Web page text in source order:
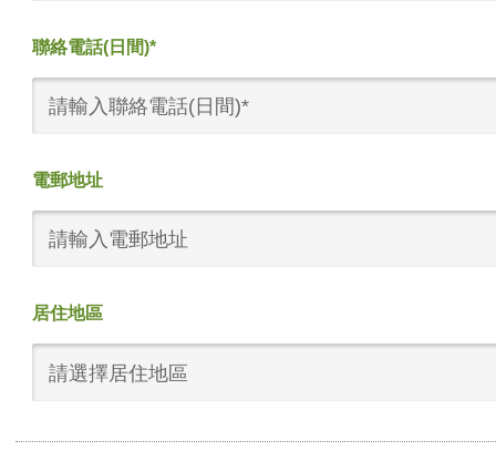
聯絡電話(日間)*
電郵地址
居住地區
請選擇居住地區